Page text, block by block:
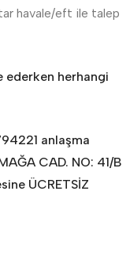
havale/eft ile talep
ederken herhangi
anlaşma
CAD. NO: 41/B
ÜCRETSİZ